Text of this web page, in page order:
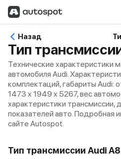
Назад
Тип
Технические характеристики
автомобиля Audi.
комплектаций, габариты
1473 x 1949 x 5267, вес
характеристики трансмиссии,
показателей авто. Подробная
сайте Autospot.
Тип трансмиссии Audi